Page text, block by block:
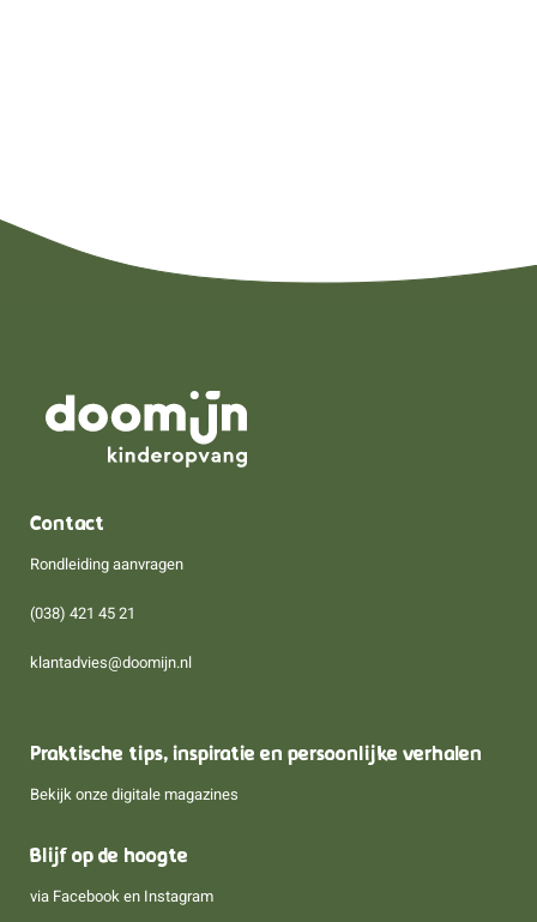
Contact
Rondleiding aanvragen
(038) 421 45 21
klantadvies@doomijn.nl
Praktische tips, inspiratie en persoonlijke verhalen
Bekijk onze digitale magazines
Blijf op de hoogte
via Facebook en Instagram